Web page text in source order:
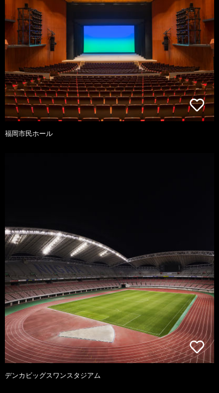
福岡市民ホール
デンカビッグスワンスタジアム